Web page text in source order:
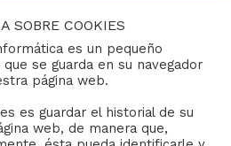
y Cofradías de la
Sevilla
SOBRE COOKIES
es un pequeño
se guarda en su navegador
página web.
es guardar el historial de su
web, de manera que,